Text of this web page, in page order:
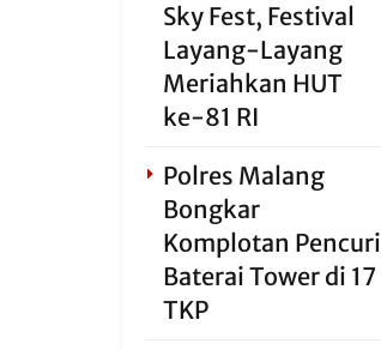
Sky Fest, Festival
Layang-Layang
Meriahkan HUT
ke-81 RI
Polres Malang
Bongkar
Komplotan Pencuri
Baterai Tower di 17
TKP